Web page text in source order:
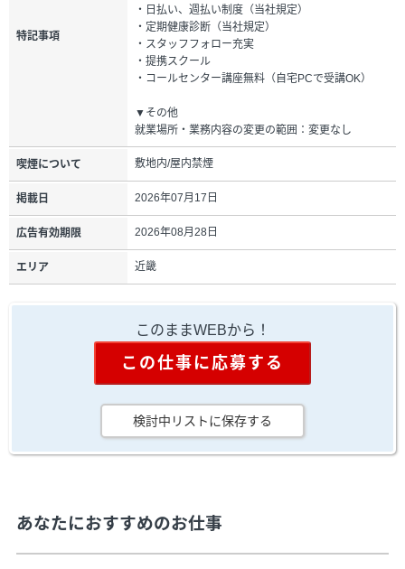
特記事項
・日払い、週払い制度（当社規定）
・定期健康診断（当社規定）
・スタッフフォロー充実
・提携スクール
・コールセンター講座無料（自宅PCで受講OK）
▼その他
就業場所・業務内容の変更の範囲：変更なし
喫煙について 敷地内/屋内禁煙
掲載日 2026年07月17日
広告有効期限 2026年08月28日
エリア 近畿
このままWEBから！
この仕事に応募する
検討中リストに保存する
あなたにおすすめのお仕事